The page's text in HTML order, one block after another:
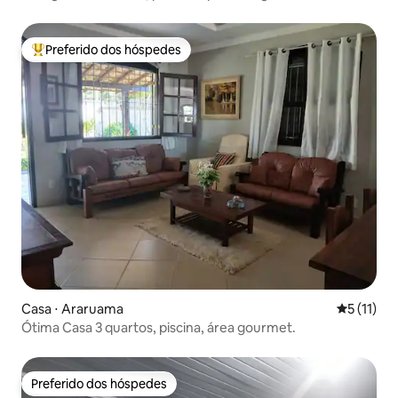
Entre os melhores preferidos dos hóspedes
Preferido dos hóspedes
Casa ⋅ Araruama 5 de uma
5 (11)
Ótima Casa 3 quartos, piscina, área gourmet.
Preferido dos hóspedes
Preferido dos hóspedes